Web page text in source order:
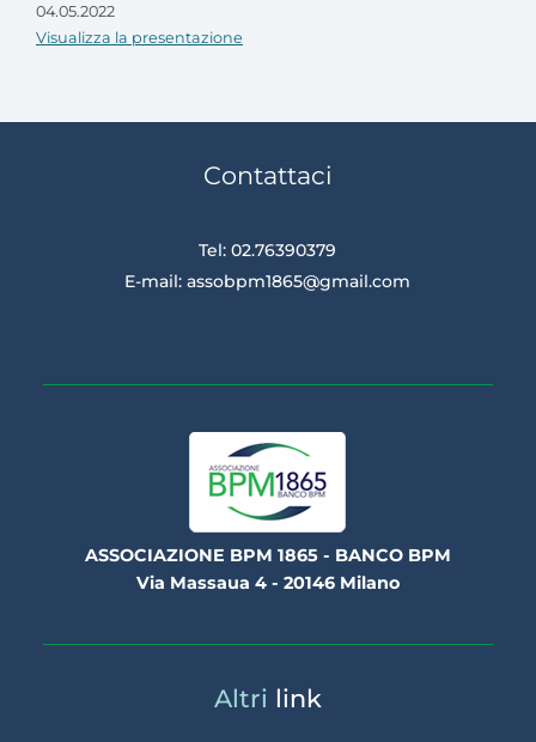
04.05.2022
Visualizza la presentazione
Contattaci
Tel: 02.76390379
E-mail:assobpm1865@gmail.com
ASSOCIAZIONE BPM 1865 - BANCO BPM
Via Massaua 4 - 20146 Milano
Altri link